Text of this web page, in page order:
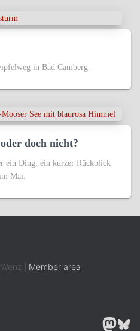
in Bad Camberg
doch nicht?
ein Ding, ein kurzer Rückblick
Mai.
| Member area
MASTODON